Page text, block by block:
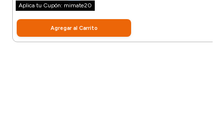
Aplica tu Cupón: mimate20
Agregar al Carrito